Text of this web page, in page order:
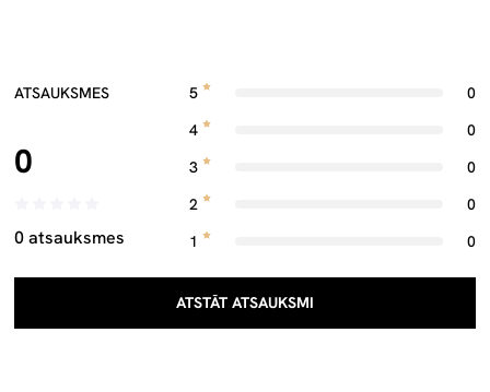
ATSAUKSMES
0
0 atsauksmes
5
0
4
0
3
0
2
0
1
0
ATSTĀT ATSAUKSMI